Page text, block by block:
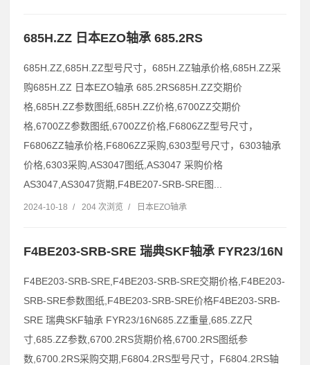
685H.ZZ 日本EZO轴承 685.2RS
685H.ZZ,685H.ZZ型号尺寸，685H.ZZ轴承价格,685H.ZZ采
购685H.ZZ 日本EZO轴承 685.2RS685H.ZZ交期价
格,685H.ZZ参数图纸,685H.ZZ价格,6700ZZ交期价
格,6700ZZ参数图纸,6700ZZ价格,F6806ZZ型号尺寸，
F6806ZZ轴承价格,F6806ZZ采购,6303型号尺寸，6303轴承
价格,6303采购,AS3047图纸,AS3047 采购价格
AS3047,AS3047货期,F4BE207-SRB-SRE图...
2024-10-18 / 204 次浏览 / 日本EZO轴承
F4BE203-SRB-SRE 瑞典SKF轴承 FYR23/16N
F4BE203-SRB-SRE,F4BE203-SRB-SRE交期价格,F4BE203-
SRB-SRE参数图纸,F4BE203-SRB-SRE价格F4BE203-SRB-
SRE 瑞典SKF轴承 FYR23/16N685.ZZ重量,685.ZZ尺
寸,685.ZZ参数,6700.2RS货期价格,6700.2RS图纸参
数,6700.2RS采购交期,F6804.2RS型号尺寸，F6804.2RS轴